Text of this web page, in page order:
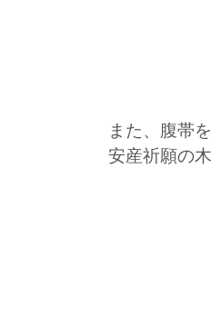
また、腹帯
安産祈願の